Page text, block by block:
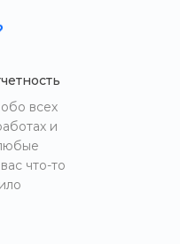
всех
и
что-то